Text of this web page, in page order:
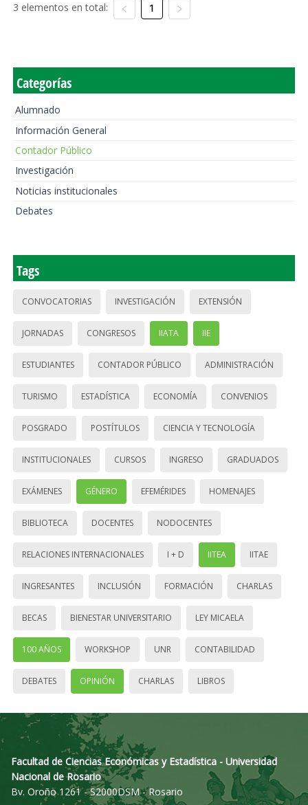
3 elementos en total: 1
Categorías
Alumnado
Información General
Contador Público
Investigación
Noticias institucionales
Debates
Tags
CONVOCATORIAS INVESTIGACIÓN EXTENSIÓN
JORNADAS CONGRESOS IIATA IIE
ESTUDIANTES CONTADOR PÚBLICO ADMINISTRACIÓN
TURISMO ESTADÍSTICA ECONOMÍA CONVENIOS
POSGRADO POSTÍTULOS CIENCIA Y TECNOLOGÍA
INSTITUCIONALES CURSOS INGRESO GRADUADOS
EXÁMENES GÉNERO EFEMÉRIDES HOMENAJES
BIBLIOTECA DOCENTES NODOCENTES
RELACIONES INTERNACIONALES I + D IITEA IITAE
INGRESANTES INCLUSIÓN FORMACIÓN CHARLAS
BECAS BIENESTAR UNIVERSITARIO LEY MICAELA
100 AÑOS WORKSHOP UNR CONTABILIDAD
DEBATES OPINIÓN CHARLAS LIBROS
Facultad de Ciencias Económicas y Estadística - Universidad
Nacional de Rosario
Bv. Oroño 1261 - S2000DSM - Rosario